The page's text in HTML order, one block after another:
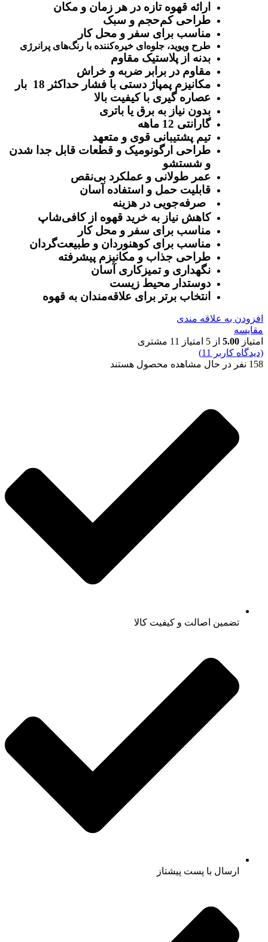
ارائه قهوه تازه در هر زمان و مکان
طراحی کم‌حجم و سبک
مناسب برای سفر و محل کار
طرح ویوید، جلوه‌ای خیره‌کننده با رنگ‌های پرانرژی
بدنه از پلاستیک مقاوم
مقاوم در برابر ضربه و خراش
مکانیزم پمپاژ دستی با فشار حداکثر 18 بار
عصاره ‌گیری با کیفیت بالا
بدون نیاز به برق یا باتری
گارانتی 12 ماهه
تیم پشتیبانی قوی و متعهد
طراحی ارگونومیک و قطعات قابل جدا شدن
و شستشو
عمر طولانی و عملکرد بی‌نقص
قابلیت حمل و استفاده آسان
صرفه‌جویی در هزینه
کاهش نیاز به خرید قهوه از کافی‌شاپ
مناسب برای سفر و محل کار
مناسب برای کوهنوردان و طبیعت‌گردان
طراحی جذاب و مکانیزم پیشرفته
نگهداری و تمیزکاری آسان
دوستدار محیط زیست
انتخاب برتر برای علاقه‌مندان به قهوه
افزودن به علاقه مندی
مقایسه
امتیاز 5.00 از 5 امتیاز 11 مشتری
(دیدگاه کاربر
11
)
158 نفر در حال مشاهده محصول هستند
تضمین اصالت و کیفیت کالا
ارسال با پست پیشتاز